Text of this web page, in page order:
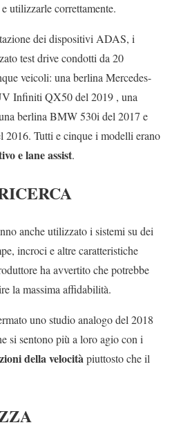
utilizzarle correttamente.
dei dispositivi ADAS, i
test drive condotti da 20
veicoli: una berlina Mercedes-
Infiniti QX50 del 2019 , una
berlina BMW 530i del 2017 e
2016. Tutti e cinque i modelli erano
e lane assist.
anche utilizzato i sistemi su dei
incroci e altre caratteristiche
ha avvertito che potrebbe
la massima affidabilità.
uno studio analogo del 2018
si sentono più a loro agio con i
della velocitàpiuttosto che il